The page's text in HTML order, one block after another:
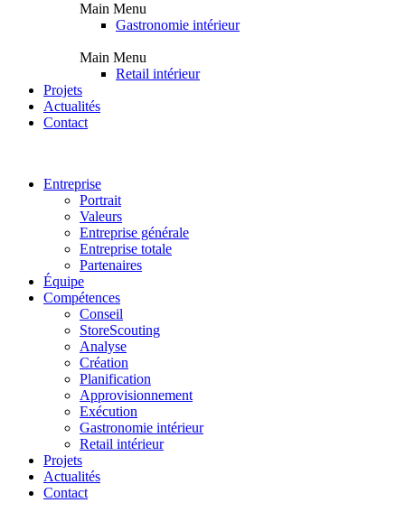
Main Menu
Gastronomie intérieur
Main Menu
Retail intérieur
Projets
Actualités
Contact
Entreprise
Portrait
Valeurs
Entreprise générale
Entreprise totale
Partenaires
Équipe
Compétences
Conseil
StoreScouting
Analyse
Création
Planification
Approvisionnement
Exécution
Gastronomie intérieur
Retail intérieur
Projets
Actualités
Contact